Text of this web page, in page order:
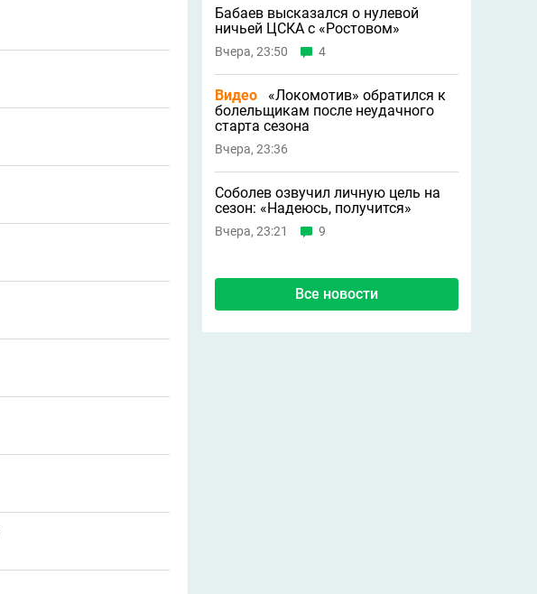
Бабаев высказался о нулевой
ничьей ЦСКА с «Ростовом»
Вчера, 23:50 4
Видео
«Локомотив» обратился к
болельщикам после неудачного
старта сезона
Вчера, 23:36
Соболев озвучил личную цель на
сезон: «Надеюсь, получится»
Вчера, 23:21 9
Все новости